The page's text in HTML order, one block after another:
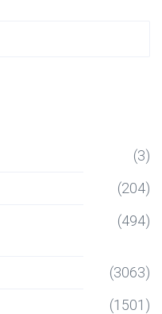
(3)
(204)
(494)
(3063)
(1501)